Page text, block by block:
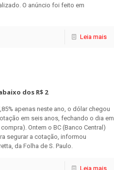
O anúncio foi feito em
Leia mais
dos R$ 2
apenas neste ano, o dólar chegou
em seis anos, fechando o dia em
Ontem o BC (Banco Central)
segurar a cotação, informou
da Folha de S. Paulo.
Leia mais